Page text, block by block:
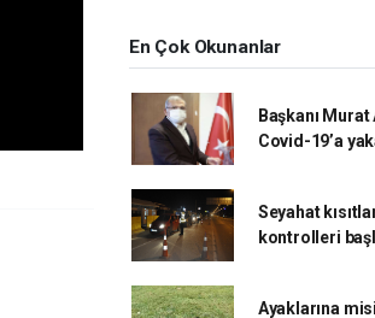
En Çok Okunanlar
Başkanı Murat
Covid-19’a
Seyahat
kontrolleri
Ayaklarına